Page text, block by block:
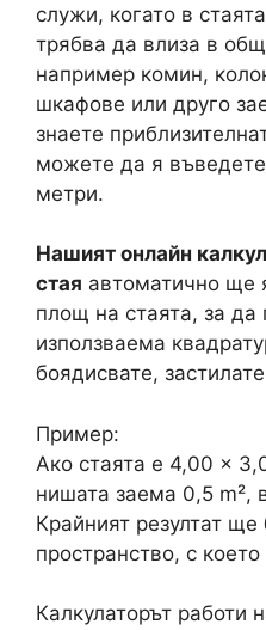
служи, когато в
трябва да влиза в
например комин,
шкафове или друго
знаете
можете да я
метри.
Нашият онлайн
стая автоматично ще
площ на стаята, за да
използваема
боядисвате,
Пример:
Ако стаята е 4,00 ×
нишата заема 0,5 m²,
Крайният резултат ще
пространство, с
Калкулаторът работи